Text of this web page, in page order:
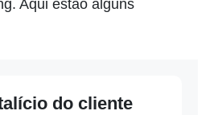
Aqui estão alguns
do cliente